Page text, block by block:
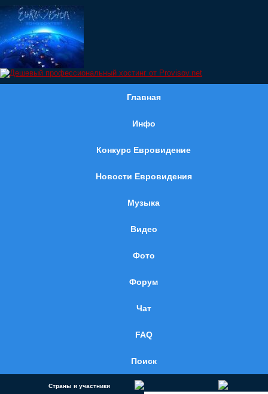
Главная
Инфо
Конкурс Евровидение
Новости Евровидения
Музыка
Видео
Фото
Форум
Чат
FAQ
Поиск
Страны и участники